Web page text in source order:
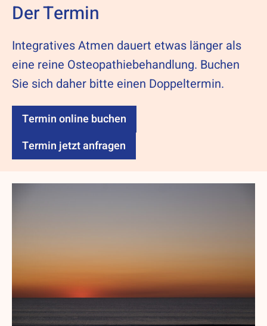
Der Termin
Integratives Atmen dauert etwas länger als
eine reine Osteopathiebehandlung. Buchen
Sie sich daher bitte einen Doppeltermin.
Termin online buchen
Termin jetzt anfragen